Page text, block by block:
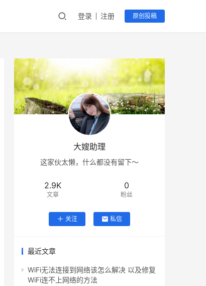
登录 注册 原创投稿
大嫂助理
这家伙太懒，什么都没有留下～
2.9K
文章
0
粉丝
关注 私信
最近文章
WiFi无法连接到网络该怎么解决 以及修复
WiFi连不上网络的方法